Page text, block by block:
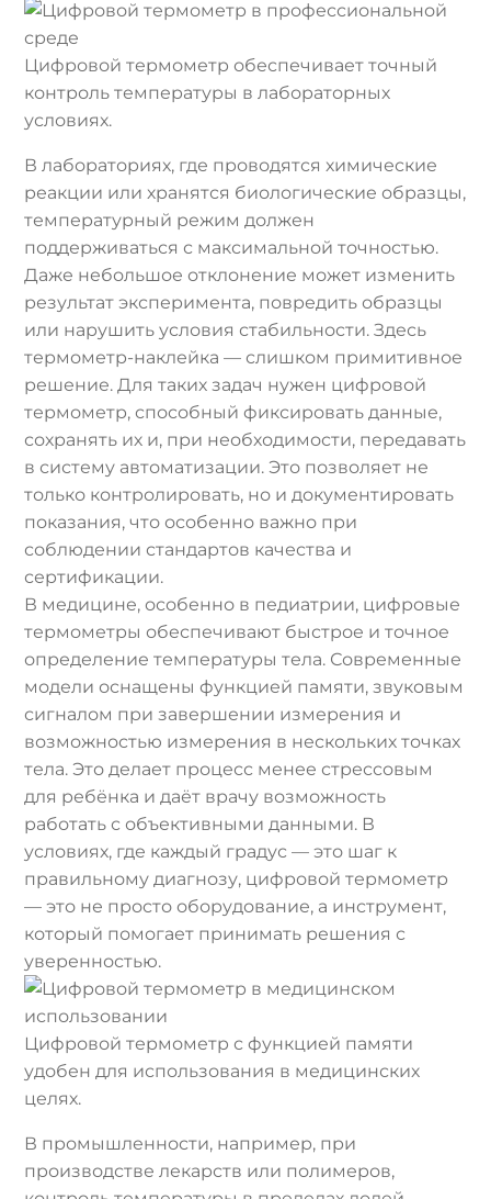
Цифровой термометр обеспечивает точный
контроль температуры в лабораторных
условиях.
В лабораториях, где проводятся химические
реакции или хранятся биологические образцы,
температурный режим должен
поддерживаться с максимальной точностью.
Даже небольшое отклонение может изменить
результат эксперимента, повредить образцы
или нарушить условия стабильности. Здесь
термометр-наклейка — слишком примитивное
решение. Для таких задач нужен цифровой
термометр, способный фиксировать данные,
сохранять их и, при необходимости, передавать
в систему автоматизации. Это позволяет не
только контролировать, но и документировать
показания, что особенно важно при
соблюдении стандартов качества и
сертификации.
В медицине, особенно в педиатрии, цифровые
термометры обеспечивают быстрое и точное
определение температуры тела. Современные
модели оснащены функцией памяти, звуковым
сигналом при завершении измерения и
возможностью измерения в нескольких точках
тела. Это делает процесс менее стрессовым
для ребёнка и даёт врачу возможность
работать с объективными данными. В
условиях, где каждый градус — это шаг к
правильному диагнозу, цифровой термометр
— это не просто оборудование, а инструмент,
который помогает принимать решения с
уверенностью.
Цифровой термометр с функцией памяти
удобен для использования в медицинских
целях.
В промышленности, например, при
производстве лекарств или полимеров,